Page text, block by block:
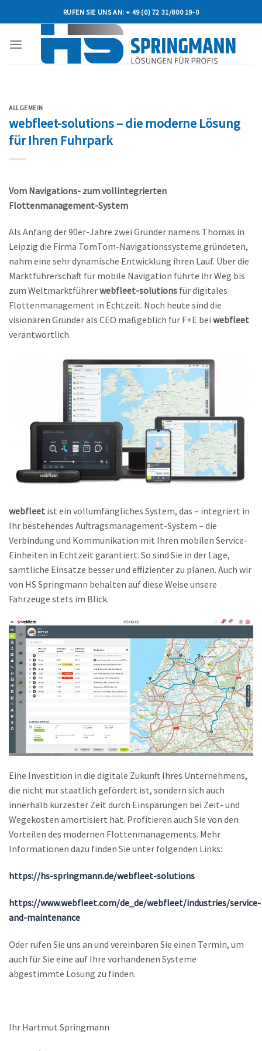
to
RUFEN SIE UNS AN: + 49 (0) 72 31/800 19-0
ALLGEMEIN
webfleet-solutions – die moderne Lösung
für Ihren Fuhrpark
Vom Navigations- zum vollintegrierten
Flottenmanagement-System
Als Anfang der 90er-Jahre zwei Gründer namens Thomas in
Leipzig die Firma TomTom-Navigationssysteme gründeten,
nahm eine sehr dynamische Entwicklung ihren Lauf. Über die
Marktführerschaft für mobile Navigation führte ihr Weg bis
zum Weltmarktführerwebfleet-solutions für digitales
Flottenmanagement in Echtzeit. Noch heute sind die
visionären Gründer als CEO maßgeblich für F+E bei webfleet
verantwortlich.
webfleet ist ein vollumfängliches System, das – integriert in
Ihr bestehendes Auftragsmanagement-System – die
Verbindung und Kommunikation mit Ihren mobilen Service-
Einheiten in Echtzeit garantiert. So sind Sie in der Lage,
sämtliche Einsätze besser und effizienter zu planen. Auch wir
von HS Springmann behalten auf diese Weise unsere
Fahrzeuge stets im Blick.
Eine Investition in die digitale Zukunft Ihres Unternehmens,
die nicht nur staatlich gefördert ist, sondern sich auch
innerhalb kürzester Zeit durch Einsparungen bei Zeit- und
Wegekosten amortisiert hat. Profitieren auch Sie von den
Vorteilen des modernen Flottenmanagements. Mehr
Informationen dazu finden Sie unter folgenden Links:
https://hs-springmann.de/webfleet-solutions
https://www.webfleet.com/de_de/webfleet/industries/service-
and-maintenance
Oder rufen Sie uns an und vereinbaren Sie einen Termin, um
auch für Sie eine auf Ihre vorhandenen Systeme
abgestimmte Lösung zu finden.
Ihr Hartmut Springmann